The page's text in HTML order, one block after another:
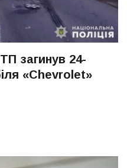
загинув 24-
«Chevrolet»